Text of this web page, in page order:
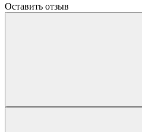
Оставить отзыв